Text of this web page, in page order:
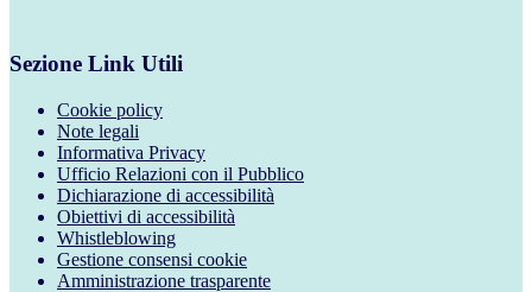
Sezione Link Utili
Cookie policy
Note legali
Informativa Privacy
Ufficio Relazioni con il Pubblico
Dichiarazione di accessibilità
Obiettivi di accessibilità
Whistleblowing
Gestione consensi cookie
Amministrazione trasparente